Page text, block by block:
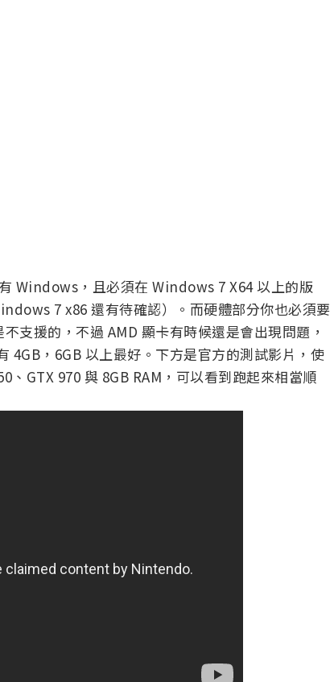
Windows，且必須在 Windows 7 X64 以上的版
7 x86 還有待確認）。而硬體部分你也必須要
支援的，不過 AMD 顯卡有時候還是會出現問題，
4GB，6GB 以上最好。下方是官方的測試影片，使
GTX 970 與 8GB RAM，可以看到跑起來相當順